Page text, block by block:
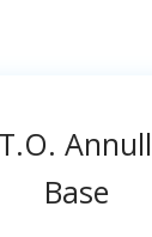
T.O.
Base